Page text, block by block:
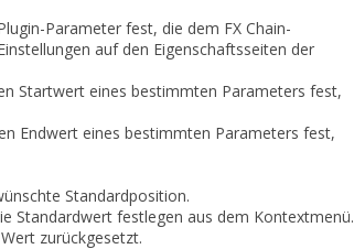
Parameter fest, die dem FX Chain-
auf den Eigenschaftsseiten der
Startwert eines bestimmten Parameters fest,
Endwert eines bestimmten Parameters fest,
Standardposition.
Standardwert festlegen aus dem Kontextmenü.
zurückgesetzt.